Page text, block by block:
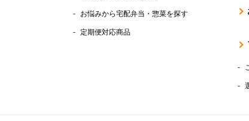
お悩みから宅配弁当・惣菜を探す
定期便対応商品